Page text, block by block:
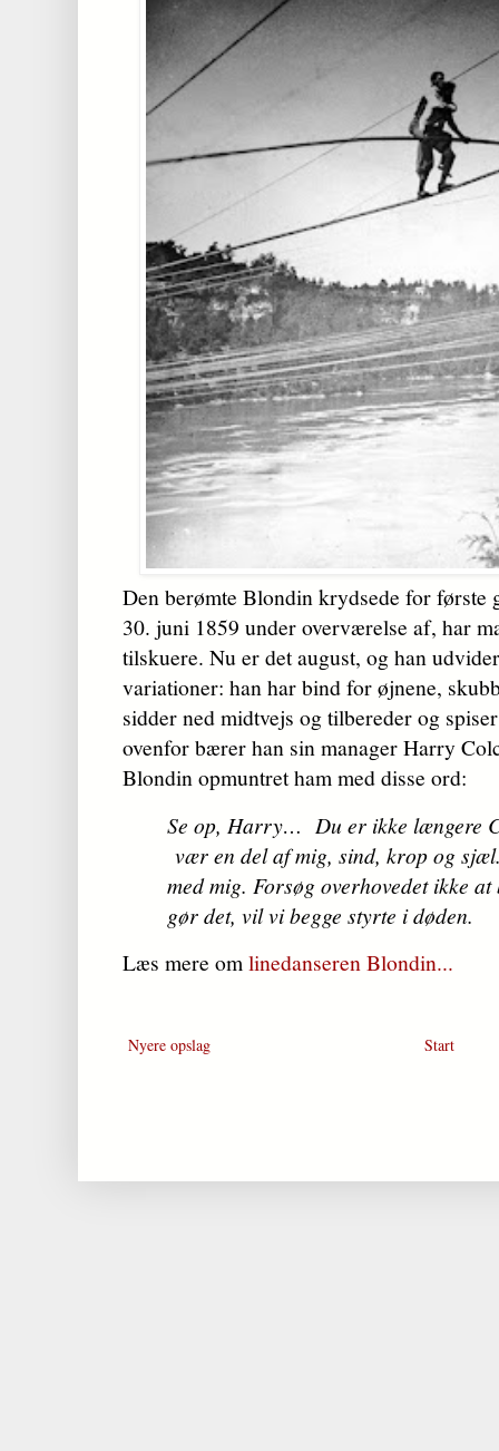
Den berømte Blondin krydsede for første
30. juni 1859 under overværelse af, har
tilskuere. Nu er det august, og han
variationer: han har bind for øjnene,
sidder ned midtvejs og tilbereder og
ovenfor bærer han sin manager Harry
Blondin opmuntret ham med disse ord:
Se op, Harry… Du er ikke længere
vær en del af mig, sind, krop og
med mig. Forsøg overhovedet ikke
gør det, vil vi begge styrte i døden.
Læs mere omlinedanseren Blondin...
Nyere opslag Start